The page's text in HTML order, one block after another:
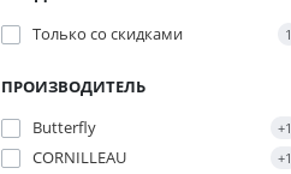
Только со cкидками
1
ПРОИЗВОДИТЕЛЬ
Butterfly
+1
CORNILLEAU +1